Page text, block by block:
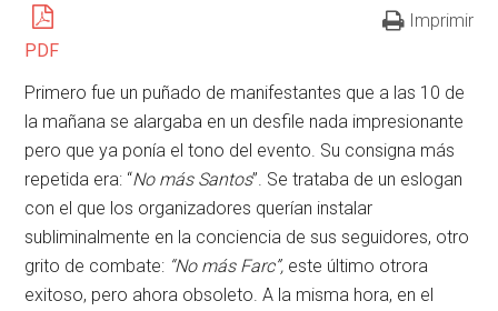
PDF
Imprimir
Primero fue un puñado de manifestantes que a las 10 de
la mañana se alargaba en un desfile nada impresionante
pero que ya ponía el tono del evento. Su consigna más
repetida era: “No más Santos”. Se trataba de un eslogan
con el que los organizadores querían instalar
subliminalmente en la conciencia de sus seguidores, otro
grito de combate: “No más Farc”, este último otrora
exitoso, pero ahora obsoleto. A la misma hora, en el